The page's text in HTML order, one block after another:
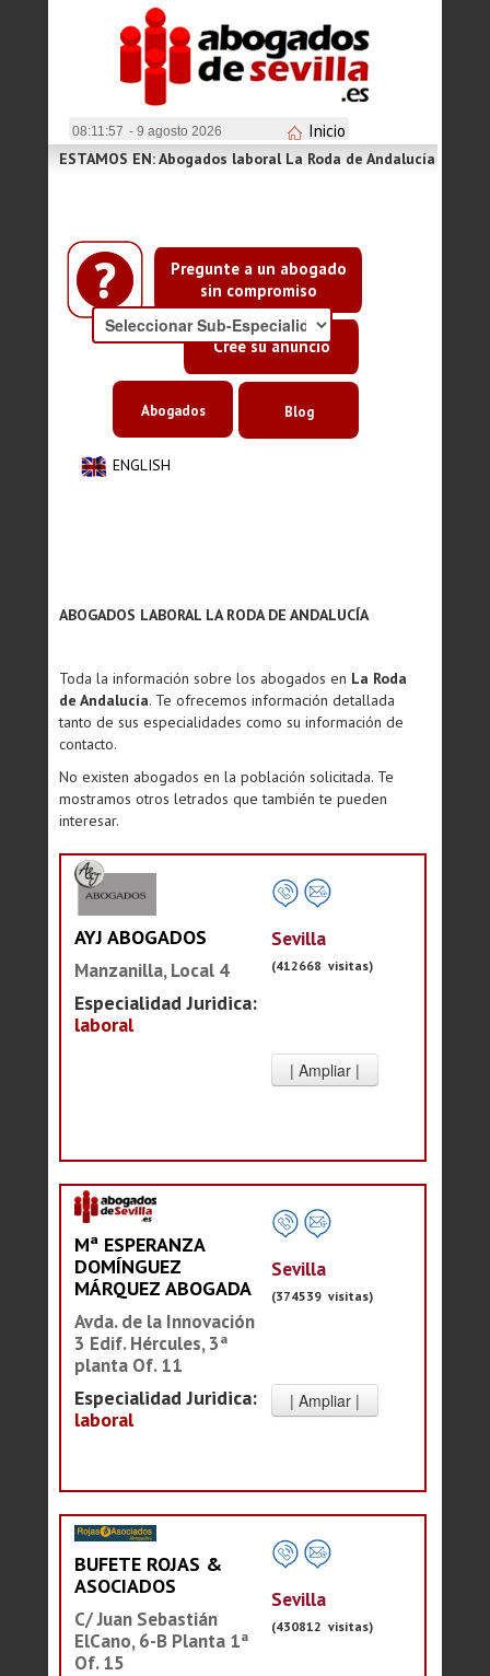
08:11:57 - 9 agosto 2026 Inicio
Pregunte a un abogado
sin compromiso
Cree su anuncio
ESTAMOS EN: Abogados laboral La Roda de Andalucía
ENGLISH
Abogados Blog
ABOGADOS LABORAL LA RODA DE ANDALUCÍA
Toda la información sobre los abogados en La Roda
de Andalucía. Te ofrecemos información detallada
tanto de sus especialidades como su información de
contacto.
No existen abogados en la población solicitada. Te
mostramos otros letrados que también te pueden
interesar.
AYJ ABOGADOS
Manzanilla, Local 4
Especialidad Juridica:
laboral
Sevilla
(412668 visitas)
Mª ESPERANZA
DOMÍNGUEZ
MÁRQUEZ ABOGADA
Avda. de la Innovación
3 Edif. Hércules, 3ª
planta Of. 11
Especialidad Juridica:
laboral
Sevilla
(374539 visitas)
BUFETE ROJAS &
ASOCIADOS
C/ Juan Sebastián
ElCano, 6-B Planta 1ª
Of. 15
Sevilla
(430812 visitas)